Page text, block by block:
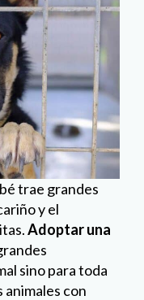
trae grandes
y el
Adoptar una
sino para toda
animales con